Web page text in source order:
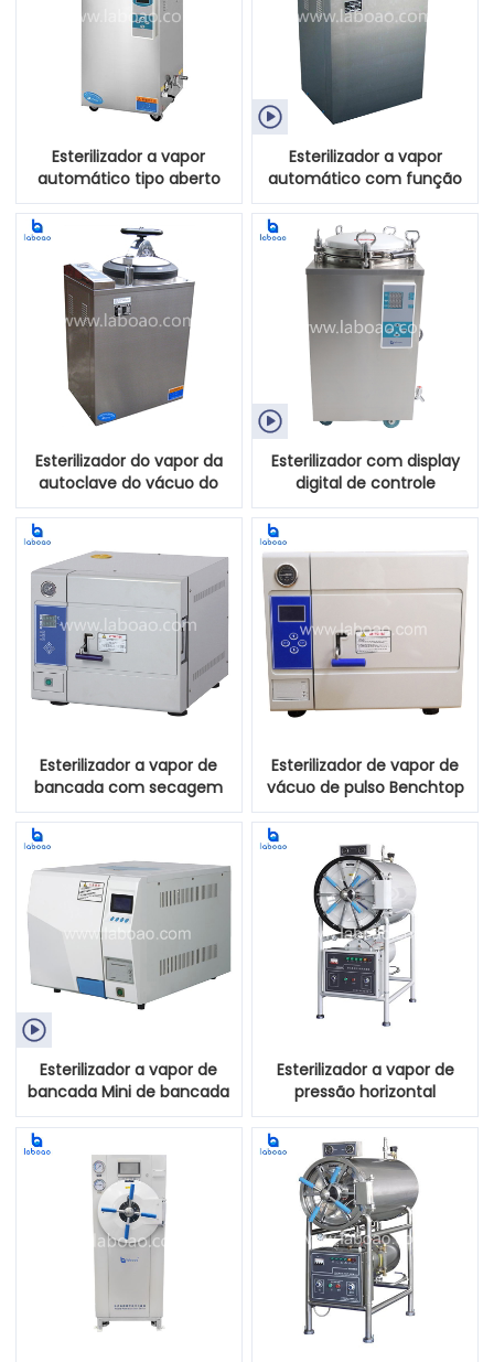
Esterilizador a vapor
automático tipo aberto
rápido

Esterilizador a vapor
automático com função
de secagem
Esterilizador do vapor da
autoclave do vácuo do
pulso

Esterilizador com display
digital de controle
automático
Esterilizador a vapor de
bancada com secagem
Esterilizador de vapor de
vácuo de pulso Benchtop
Classe B

Esterilizador a vapor de
bancada Mini de bancada
Classe B
Esterilizador a vapor de
pressão horizontal